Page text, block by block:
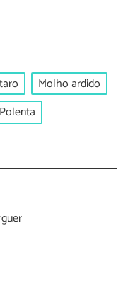
Molho ardido
Polenta